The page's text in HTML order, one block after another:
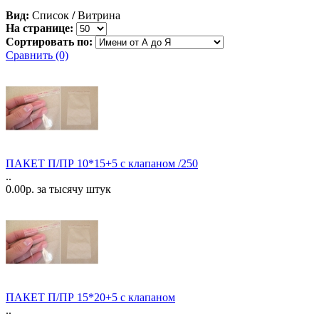
Вид: Список / Витрина
На странице:
Сортировать по:
Сравнить (0)
ПАКЕТ П/ПР 10*15+5 с клапаном /250
..
0.00р. за тысячу штук
ПАКЕТ П/ПР 15*20+5 с клапаном
..